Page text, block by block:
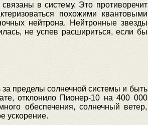
в систему. Это противоречит
похожими квантовыми
нейтрона. Нейтронные звезды
не успев расшириться, если бы
пределы солнечной системы и быть
отклонило Пионер-10 на 400 000
обеспечения, солнечный ветер,
ускорение.